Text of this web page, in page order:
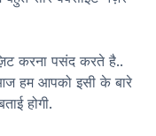
करना पसंद करते है..
हम आपको इसी के बारे
होगी.